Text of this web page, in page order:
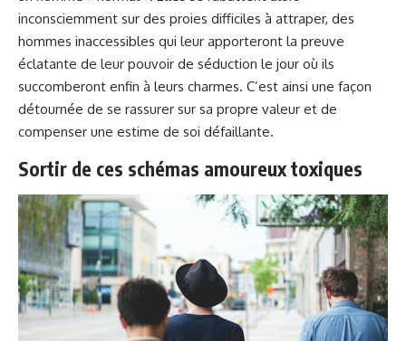
inconsciemment sur des proies difficiles à attraper, des
hommes inaccessibles qui leur apporteront la preuve
éclatante de leur pouvoir de séduction le jour où ils
succomberont enfin à leurs charmes. C’est ainsi une façon
détournée de se rassurer sur sa propre valeur et de
compenser une estime de soi défaillante.
Sortir de ces schémas amoureux toxiques